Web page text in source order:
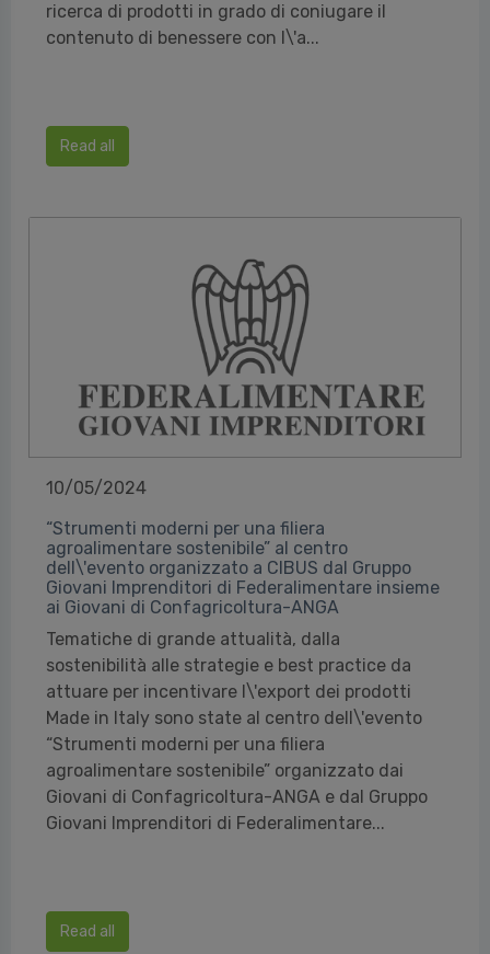
ricerca di prodotti in grado di coniugare il
contenuto di benessere con l\'a...
Read all
10/05/2024
“Strumenti moderni per una filiera
agroalimentare sostenibile” al centro
dell\'evento organizzato a CIBUS dal Gruppo
Giovani Imprenditori di Federalimentare insieme
ai Giovani di Confagricoltura-ANGA
Tematiche di grande attualità, dalla
sostenibilità alle strategie e best practice da
attuare per incentivare l\'export dei prodotti
Made in Italy sono state al centro dell\'evento
“Strumenti moderni per una filiera
agroalimentare sostenibile” organizzato dai
Giovani di Confagricoltura-ANGA e dal Gruppo
Giovani Imprenditori di Federalimentare...
Read all